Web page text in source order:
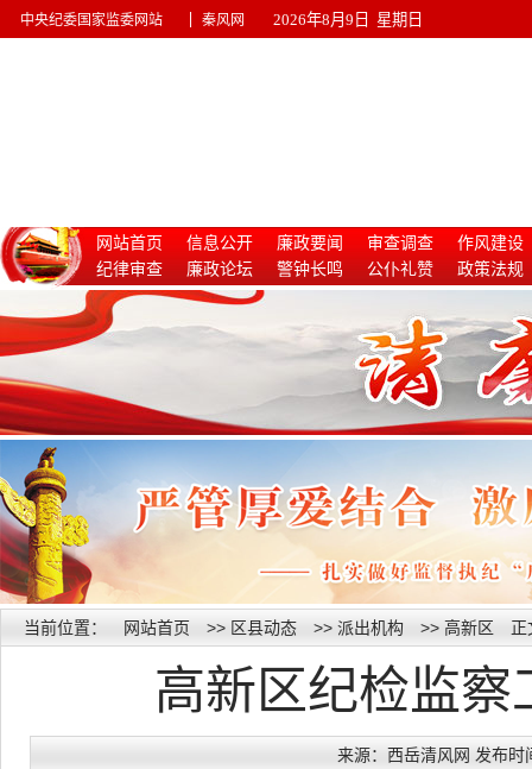
中央纪委国家监委网站 秦风网 2026年8月9日 星期日
网站首页 信息公开 廉政要闻 审查调查
作风建设
纪律审查
廉政论坛 警钟长鸣 公仆礼赞
政策法规
惩治腐败
当前位置： 网站首页 >> 区县动态 >> 派出机构 >> 高新区 正
高新区纪检监
来源：西岳清风网 发布